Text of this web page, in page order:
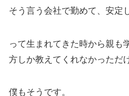
そう言う会社で勤めて、安定
って生まれてきた時から親も
方しか教えてくれなかっただ
僕もそうです。